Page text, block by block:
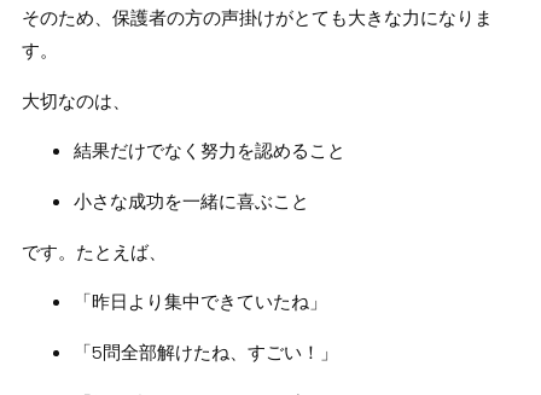
そのため、保護者の方の声掛けがとても大きな力になりま
す。
大切なのは、
結果だけでなく努力を認めること
小さな成功を一緒に喜ぶこと
です。たとえば、
「昨日より集中できていたね」
「5問全部解けたね、すごい！」